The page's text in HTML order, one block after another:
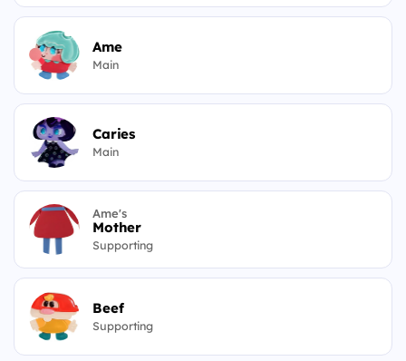
Ame
Main
Caries
Main
Ame's
Mother
Supporting
Beef
Supporting